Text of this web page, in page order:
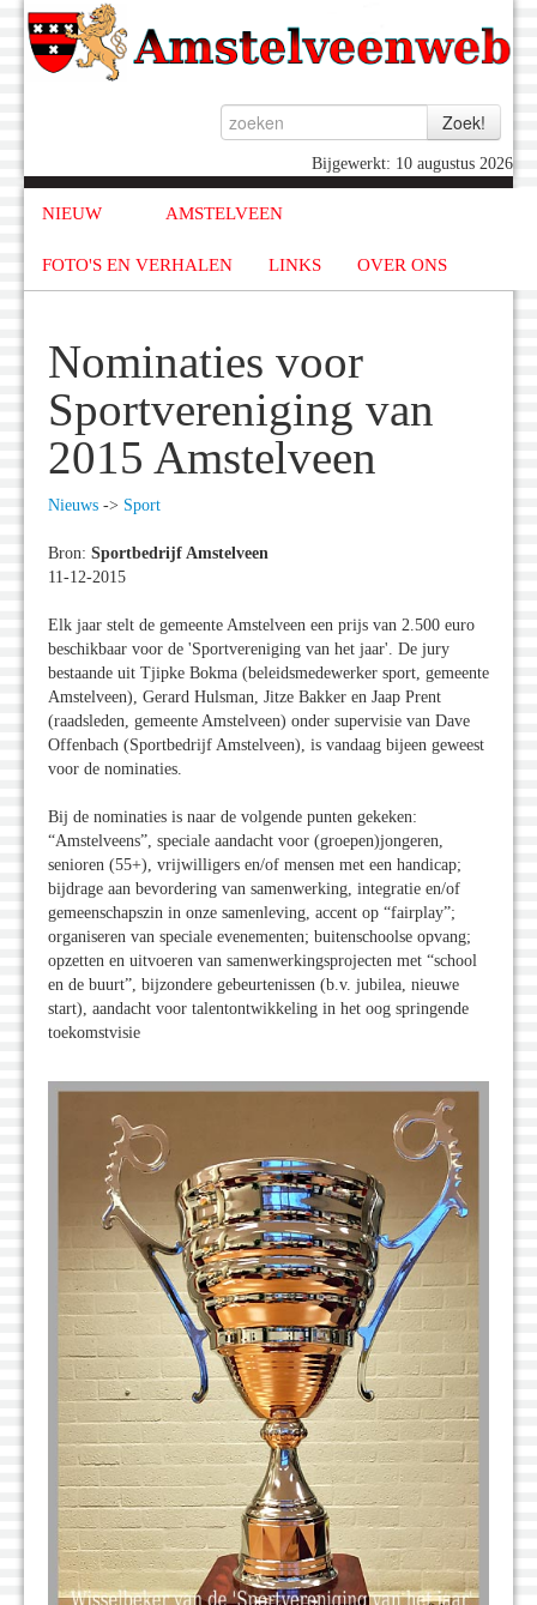
Bijgewerkt: 10 augustus 2026
NIEUW AMSTELVEEN
FOTO'S EN VERHALEN LINKS OVER ONS
Nominaties voor
Sportvereniging van
2015 Amstelveen
Nieuws -> Sport
Bron: Sportbedrijf Amstelveen
11-12-2015
Elk jaar stelt de gemeente Amstelveen een prijs van 2.500 euro
beschikbaar voor de 'Sportvereniging van het jaar'. De jury
bestaande uit Tjipke Bokma (beleidsmedewerker sport, gemeente
Amstelveen), Gerard Hulsman, Jitze Bakker en Jaap Prent
(raadsleden, gemeente Amstelveen) onder supervisie van Dave
Offenbach (Sportbedrijf Amstelveen), is vandaag bijeen geweest
voor de nominaties.
Bij de nominaties is naar de volgende punten gekeken:
“Amstelveens”, speciale aandacht voor (groepen)jongeren,
senioren (55+), vrijwilligers en/of mensen met een handicap;
bijdrage aan bevordering van samenwerking, integratie en/of
gemeenschapszin in onze samenleving, accent op “fairplay”;
organiseren van speciale evenementen; buitenschoolse opvang;
opzetten en uitvoeren van samenwerkingsprojecten met “school
en de buurt”, bijzondere gebeurtenissen (b.v. jubilea, nieuwe
start), aandacht voor talentontwikkeling in het oog springende
toekomstvisie